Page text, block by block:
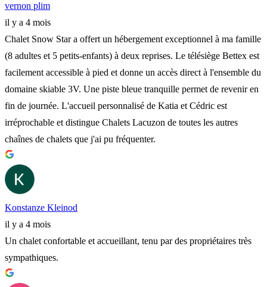
vernon plim
il y a 4 mois
Chalet Snow Star a offert un hébergement exceptionnel à ma famille
(8 adultes et 5 petits-enfants) à deux reprises. Le télésiège Bettex est
facilement accessible à pied et donne un accès direct à l'ensemble du
domaine skiable 3V. Une piste bleue tranquille permet de revenir en
fin de journée. L'accueil personnalisé de Katia et Cédric est
irréprochable et distingue Chalets Lacuzon de toutes les autres
chaînes de chalets que j'ai pu fréquenter.
Konstanze Kleinod
il y a 4 mois
Un chalet confortable et accueillant, tenu par des propriétaires très
sympathiques.